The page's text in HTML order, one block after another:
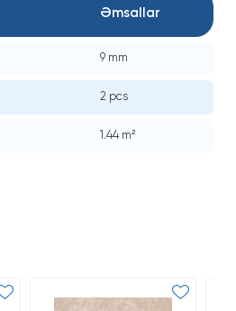
Əmsallar
9 mm
2 pcs
1.44 m²